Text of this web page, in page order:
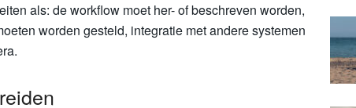
als: de workflow moet her- of beschreven worden,
worden gesteld, integratie met andere systemen